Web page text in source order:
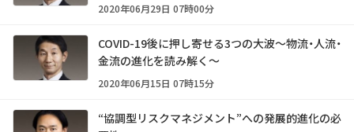
2020年06月29日 07時00分
COVID-19後に押し寄せる3つの大波～物流・人流・
金流の進化を読み解く～
2020年06月15日 07時15分
“協調型リスクマネジメント”への発展的進化の必